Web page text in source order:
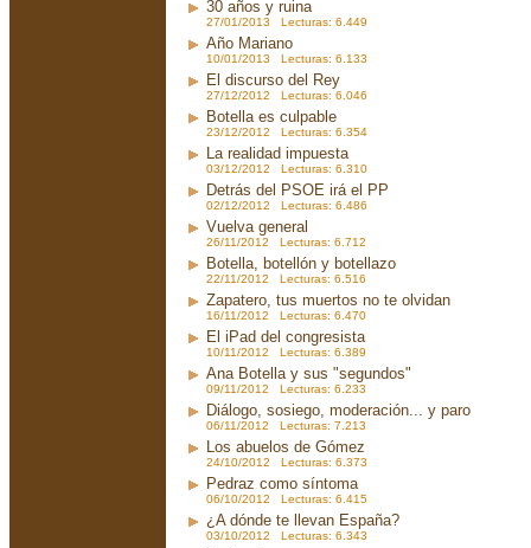
30 años y ruina
27/01/2013 Lecturas: 6.449
Año Mariano
10/01/2013 Lecturas: 6.133
El discurso del Rey
27/12/2012 Lecturas: 6.046
Botella es culpable
23/12/2012 Lecturas: 6.354
La realidad impuesta
03/12/2012 Lecturas: 6.310
Detrás del PSOE irá el PP
02/12/2012 Lecturas: 6.486
Vuelva general
26/11/2012 Lecturas: 6.712
Botella, botellón y botellazo
22/11/2012 Lecturas: 6.516
Zapatero, tus muertos no te olvidan
16/11/2012 Lecturas: 6.470
El iPad del congresista
10/11/2012 Lecturas: 6.389
Ana Botella y sus "segundos"
09/11/2012 Lecturas: 6.233
Diálogo, sosiego, moderación... y paro
06/11/2012 Lecturas: 7.213
Los abuelos de Gómez
24/10/2012 Lecturas: 6.373
Pedraz como síntoma
06/10/2012 Lecturas: 6.415
¿A dónde te llevan España?
03/10/2012 Lecturas: 6.343